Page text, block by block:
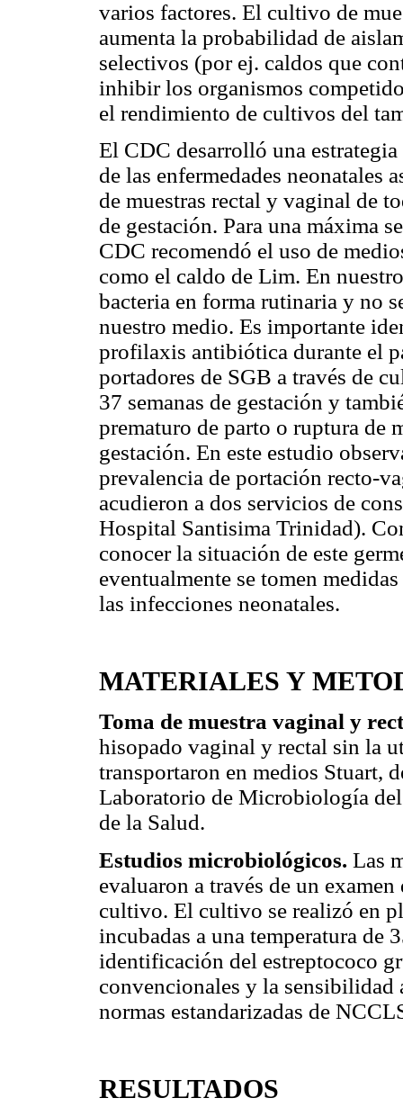
varios factores. El cultivo de
aumenta la probabilidad de
selectivos (por ej. caldos que
inhibir los organismos
el rendimiento de cultivos del
El CDC desarrolló una
de las enfermedades neonatales
de muestras rectal y vaginal de
de gestación. Para una máxima
CDC recomendó el uso de
como el caldo de Lim. En
bacteria en forma rutinaria y no
nuestro medio. Es importante
profilaxis antibiótica durante el
portadores de SGB a través de
37 semanas de gestación y
prematuro de parto o ruptura de
gestación. En este estudio
prevalencia de portación recto-
acudieron a dos servicios de
Hospital Santisima Trinidad).
conocer la situación de este
eventualmente se tomen
las infecciones neonatales.
MATERIALES Y
Toma de muestra vaginal y
hisopado vaginal y rectal sin la
transportaron en medios Stuart,
Laboratorio de Microbiología
de la Salud.
Estudios microbiológicos. Las
evaluaron a través de un
cultivo. El cultivo se realizó en
incubadas a una temperatura de
identificación del estreptococo
convencionales y la sensibilidad
normas estandarizadas de
RESULTADOS